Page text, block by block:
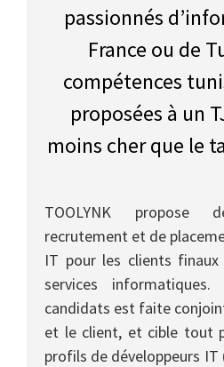
passionnés
France ou de
compétences
proposées à un
moins cher que le
TOOLYNK propose
recrutement et de
IT pour les clients
services
candidats est faite
et le client, et cible tout
profils de développeurs IT